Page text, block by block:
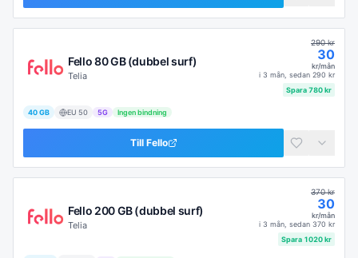
Fello 80 GB (dubbel surf)
Telia
290kr
30
kr/mån
i 3 mån , sedan 290 kr
Spara780kr
40 GB EU 50 5G Ingen bindning
Till Fello
Fello 200 GB (dubbel surf)
Telia
370kr
30
kr/mån
i 3 mån , sedan 370 kr
Spara 1020kr